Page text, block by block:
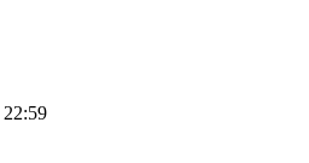
22:59